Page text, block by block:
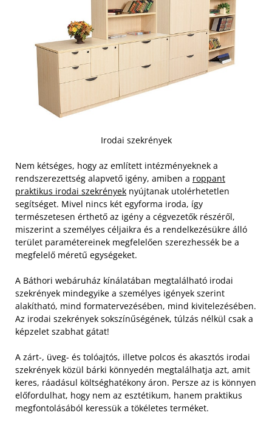
Irodai szekrények
Nem kétséges, hogy az említett intézményeknek a
rendszerezettség alapvető igény, amiben a roppant
praktikus irodai szekrények nyújtanak utolérhetetlen
segítséget. Mivel nincs két egyforma iroda, így
természetesen érthető az igény a cégvezetők részéről,
miszerint a személyes céljaikra és a rendelkezésükre álló
terület paramétereinek megfelelően szerezhessék be a
megfelelő méretű egységeket.
A Báthori webáruház kínálatában megtalálható irodai
szekrények mindegyike a személyes igények szerint
alakítható, mind formatervezésében, mind kivitelezésében.
Az irodai szekrények sokszínűségének, túlzás nélkül csak a
képzelet szabhat gátat!
A zárt-, üveg- és tolóajtós, illetve polcos és akasztós irodai
szekrények közül bárki könnyedén megtalálhatja azt, amit
keres, ráadásul költséghatékony áron. Persze az is könnyen
előfordulhat, hogy nem az esztétikum, hanem praktikus
megfontolásából keressük a tökéletes terméket.